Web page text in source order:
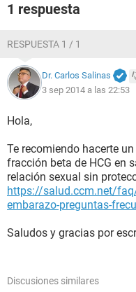
1 respuesta
RESPUESTA 1 / 1
Dr. Carlos Salinas
3 sep 2014 a las 22:53
Hola,
Te recomiendo hacerte
fracción beta de HCG en
relación sexual sin
https://salud.ccm.net/
embarazo-preguntas-
Saludos y gracias por
Discusiones similares